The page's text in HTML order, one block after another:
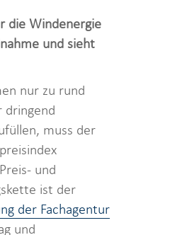
die Windenergie
und sieht
nur zu rund
dringend
muss der
und
ist der
der Fachagentur
und